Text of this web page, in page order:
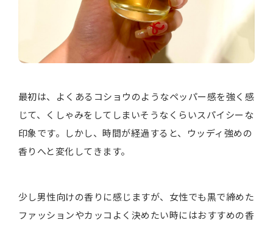
最初は、よくあるコショウのようなペッパー感を強く感
じて、くしゃみをしてしまいそうなくらいスパイシーな
印象です。しかし、時間が経過すると、ウッディ強めの
香りへと変化してきます。
少し男性向けの香りに感じますが、女性でも黒で締めた
ファッションやカッコよく決めたい時にはおすすめの香